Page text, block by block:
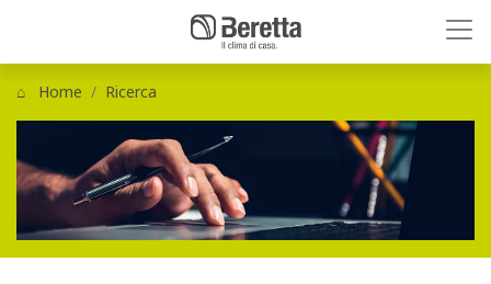
Home Ricerca